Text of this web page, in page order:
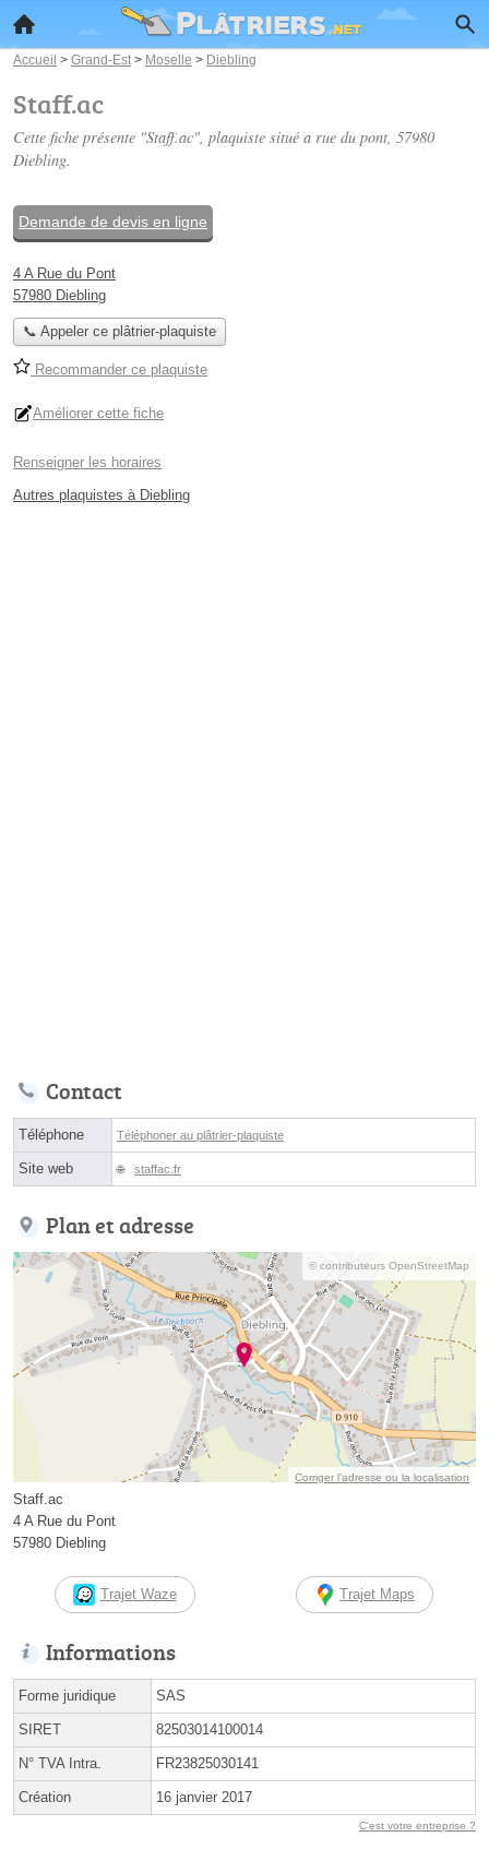
Accueil > Grand-Est > Moselle > Diebling
Staff.ac
Cette fiche présente "Staff.ac", plaquiste situé a rue du pont, 57980
Diebling.
Demande de devis en ligne
4 A Rue du Pont
57980 Diebling
📞 Appeler ce plâtrier-plaquiste
Recommander ce plaquiste
Améliorer cette fiche
Renseigner les horaires
Autres plaquistes à Diebling
Contact
Téléphone Téléphoner au plâtrier-plaquiste
Site web staffac.fr
Plan et adresse
© contributeurs OpenStreetMap
Corriger l’adresse ou la localisation
Staff.ac
4 A Rue du Pont
57980 Diebling
Trajet Waze Trajet Maps
Informations
Forme juridique SAS
SIRET 82503014100014
N° TVA Intra. FR23825030141
Création 16 janvier 2017
C'est votre entreprise ?